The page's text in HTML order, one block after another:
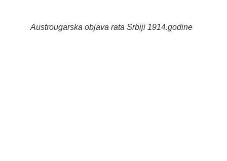
Austrougarska objava rata Srbiji 1914.godine